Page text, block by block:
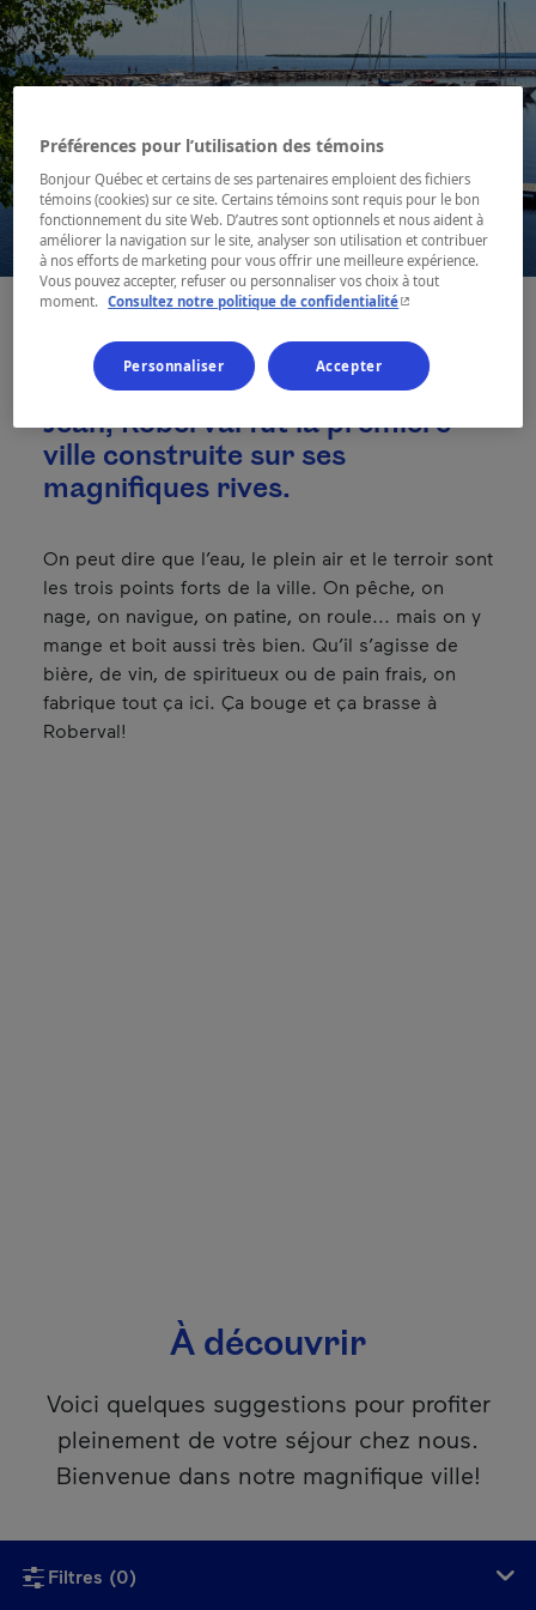
Située au sud-ouest du lac Saint-
Jean, Roberval fût la première
ville construite sur ses
magnifiques rives.
On peut dire que l’eau, le plein air et le terroir sont
les trois points forts de la ville. On pêche, on
nage, on navigue, on patine, on roule... mais on y
mange et boit aussi très bien. Qu’il s’agisse de
bière, de vin, de spiritueux ou de pain frais, on
fabrique tout ça ici. Ça bouge et ça brasse à
Roberval!
À découvrir
Voici quelques suggestions pour profiter
pleinement de votre séjour chez nous.
Bienvenue dans notre magnifique ville!
Filtres (0)
Préférences pour l’utilisation des témoins
Bonjour Québec et certains de ses partenaires emploient des fichiers
témoins (cookies) sur ce site. Certains témoins sont requis pour le bon
fonctionnement du site Web. D’autres sont optionnels et nous aident à
améliorer la navigation sur le site, analyser son utilisation et contribuer
à nos efforts de marketing pour vous offrir une meilleure expérience.
Vous pouvez accepter, refuser ou personnaliser vos choix à tout
moment. Consultez notre politique de confidentialité- Cet hyperlien
Personnaliser Accepter